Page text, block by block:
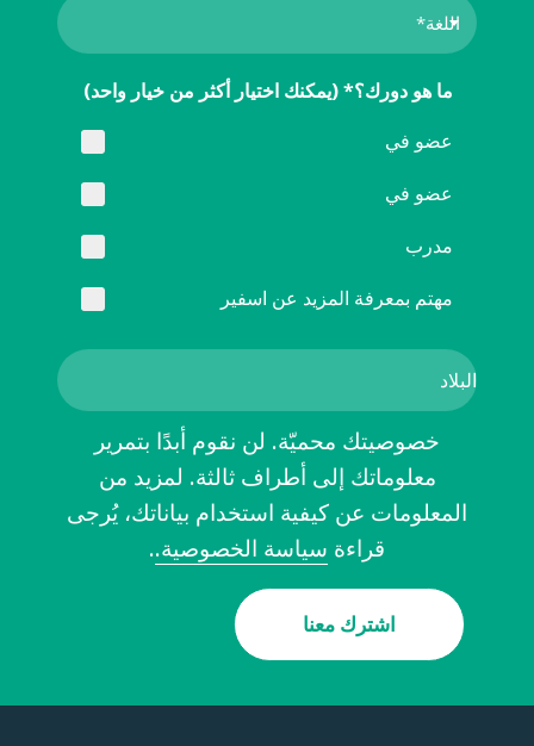
ما هو دورك؟* (يمكنك اختيار أكثر من خيار واحد)
عضو في
عضو في
مدرب
مهتم بمعرفة المزيد عن اسفير
خصوصيتك محميّة. لن نقوم أبدًا بتمرير
معلوماتك إلى أطراف ثالثة. لمزيد من
المعلومات عن كيفية استخدام بياناتك، يُرجى
قراءة سياسة الخصوصية..
اشترك معنا